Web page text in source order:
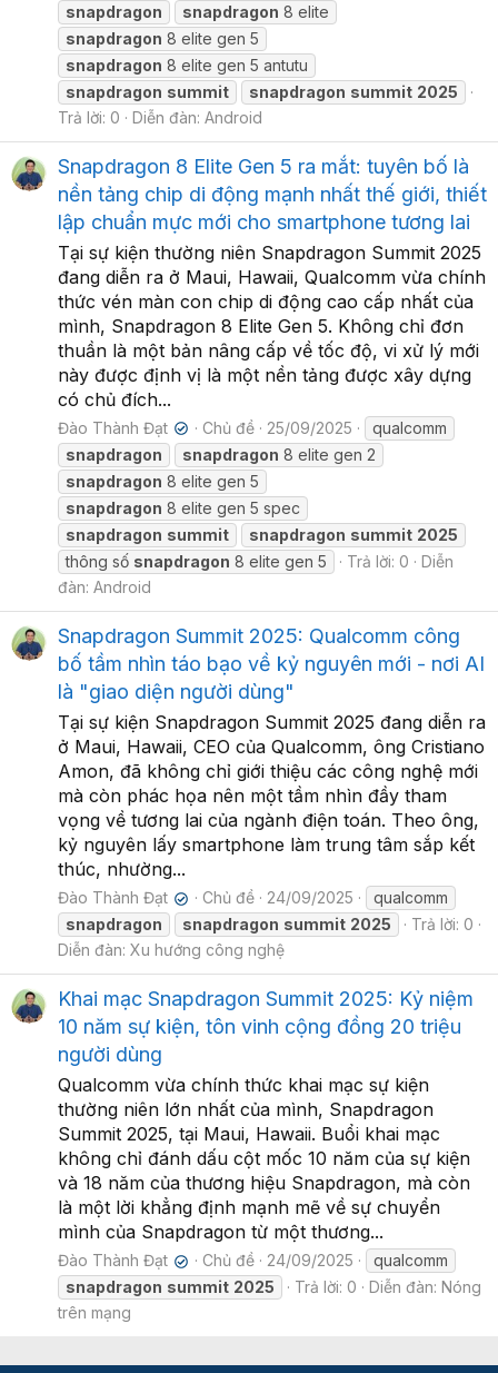
snapdragon
snapdragon 8 elite
snapdragon 8 elite gen 5
snapdragon 8 elite gen 5 antutu
snapdragon summit snapdragon summit 2025
Trả lời: 0
Diễn đàn: Android
Snapdragon 8 Elite Gen 5 ra mắt: tuyên bố là
nền tảng chip di động mạnh nhất thế giới, thiết
lập chuẩn mực mới cho smartphone tương lai
Tại sự kiện thường niên Snapdragon Summit 2025
đang diễn ra ở Maui, Hawaii, Qualcomm vừa chính
thức vén màn con chip di động cao cấp nhất của
mình, Snapdragon 8 Elite Gen 5. Không chỉ đơn
thuần là một bản nâng cấp về tốc độ, vi xử lý mới
này được định vị là một nền tảng được xây dựng
có chủ đích...
Đào Thành Đạt ✔ Chủ đề 25/09/2025
qualcomm
snapdragon
snapdragon 8 elite gen 2
snapdragon 8 elite gen 5
snapdragon 8 elite gen 5 spec
snapdragon summit snapdragon summit 2025
thông số snapdragon 8 elite gen 5 Trả lời: 0
Diễn
đàn: Android
Snapdragon Summit 2025: Qualcomm công
bố tầm nhìn táo bạo về kỷ nguyên mới - nơi AI
là "giao diện người dùng"
Tại sự kiện Snapdragon Summit 2025 đang diễn ra
ở Maui, Hawaii, CEO của Qualcomm, ông Cristiano
Amon, đã không chỉ giới thiệu các công nghệ mới
mà còn phác họa nên một tầm nhìn đầy tham
vọng về tương lai của ngành điện toán. Theo ông,
kỷ nguyên lấy smartphone làm trung tâm sắp kết
thúc, nhường...
Đào Thành Đạt ✔ Chủ đề 24/09/2025
qualcomm
snapdragon
snapdragon summit 2025
Trả lời: 0
Diễn đàn: Xu hướng công nghệ
Khai mạc Snapdragon Summit 2025: Kỷ niệm
10 năm sự kiện, tôn vinh cộng đồng 20 triệu
người dùng
Qualcomm vừa chính thức khai mạc sự kiện
thường niên lớn nhất của mình, Snapdragon
Summit 2025, tại Maui, Hawaii. Buổi khai mạc
không chỉ đánh dấu cột mốc 10 năm của sự kiện
và 18 năm của thương hiệu Snapdragon, mà còn
là một lời khẳng định mạnh mẽ về sự chuyển
mình của Snapdragon từ một thương...
Đào Thành Đạt ✔ Chủ đề 24/09/2025
qualcomm
snapdragon summit 2025 Trả lời: 0 Diễn đàn: Nóng
trên mạng